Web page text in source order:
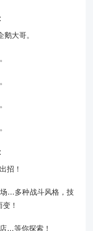
大哥。
招！
…多种战斗风格，技
！
…等你探索！